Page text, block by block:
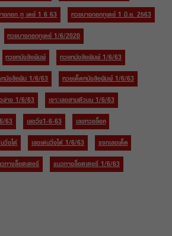
งกอก ทู เดย์ 1 6 63
หวยบางกอกทูเดย์ 1 มิ.ย. 2563
หวยบางกอกทูเดย์ 1/6/2020
หวยหนังสือพิมพ์
หวยหนังสือพิมพ์ 1/6/63
หนังสือพิม 1/6/63
หวยเด็ดหนังสือพิมพ์ 1/6/63
ล่าง 1/6/63
เจาะเลขสามตัวบน 1/6/63
63 เลขวิ่ง1-6-63
เลขหวยล็อค
วิ่งได้ เลขเด่นวิ่งได้ 1/6/63
แจกเลขเด็ด
ทางล็อตเตอรี่ แนวทางล็อตเตอรี่ 1/6/63